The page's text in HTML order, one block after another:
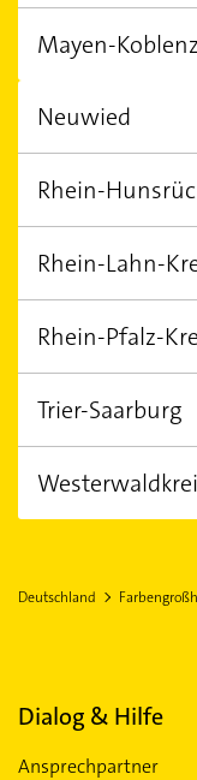
Grünstadt
Mayen-Koblenz
Mayen
Neuwied
Neuwied
Rhein-
Sohren
Rhein-Lahn-
Bad Ems
Rhein-Pfalz-
Böhl-
Trier-Saarburg
Hermeskeil
Montabaur
Deutschland
Dialog & Hilfe
Ansprechpartner